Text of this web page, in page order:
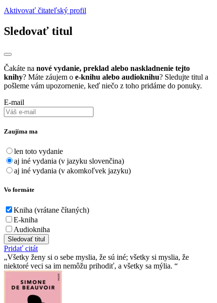
Aktivovať čitateľský profil
Sledovať titul
Čakáte na nové vydanie, preklad alebo naskladnenie tejto
knihy? Máte záujem o e-knihu alebo audioknihu? Sledujte titul a
pošleme vám upozornenie, keď niečo z toho pridáme do ponuky.
E-mail
Zaujíma ma
len toto vydanie
aj iné vydania (v jazyku slovenčina)
aj iné vydania (v akomkoľvek jazyku)
Vo formáte
Kniha (vrátane čítaných)
E-kniha
Audiokniha
Sledovať titul
Pridať citát
Všetky ženy si o sebe myslia, že sú iné; všetky si myslia, že
niektoré veci sa im nemôžu prihodiť, a všetky sa mýlia.